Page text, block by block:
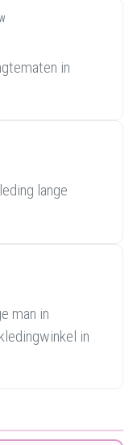
in
lange
man in
in